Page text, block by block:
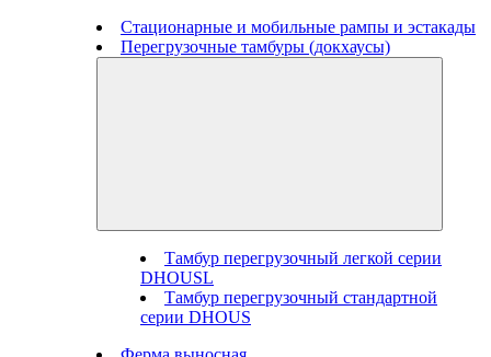
Стационарные и мобильные рампы и эстакады
Перегрузочные тамбуры (докхаусы)
Тамбур перегрузочный легкой серии
DHOUSL
Тамбур перегрузочный стандартной
серии DHOUS